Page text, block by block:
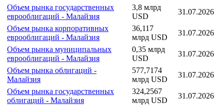
Объем рынка государственных
еврооблигаций - Малайзия
3,8 млрд
USD
31.07.2026
Объем рынка корпоративных
еврооблигаций - Малайзия
36,117
млрд USD
31.07.2026
Объем рынка муниципальных
еврооблигаций - Малайзия
0,35 млрд
USD
31.07.2026
Объем рынка облигаций -
Малайзия
577,7174
млрд USD
31.07.2026
Объем рынка государственных
облигаций - Малайзия
324,2567
млрд USD
31.07.2026